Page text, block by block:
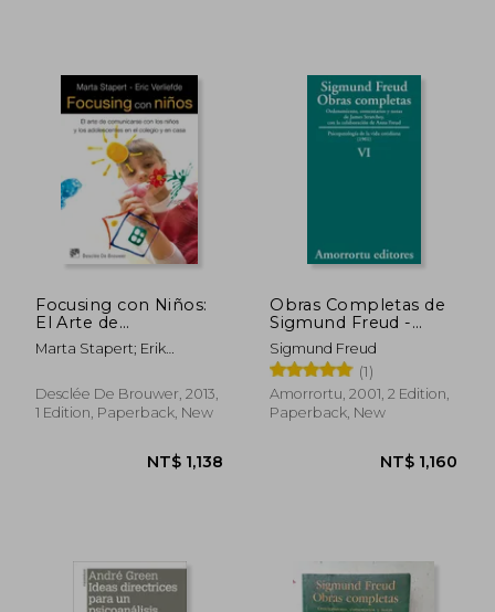
NT$ 1,047
Focusing con Niños:
El Arte de
Comunicarse con los
Niños y los
Colegio y en Casa (in
Spanish)
Marta Stapert; Erik
Desclée De Brouwer, 2013,
1 Edition, Paperback, New
Obras Completas de
Sigmund Freud -
Volumen vi:
Psicopatología de la
Vida Cotidiana (1901)
(in Spanish)
Sigmund Freud
(1)
Amorrortu, 2001, 2 Edition,
Paperback, New